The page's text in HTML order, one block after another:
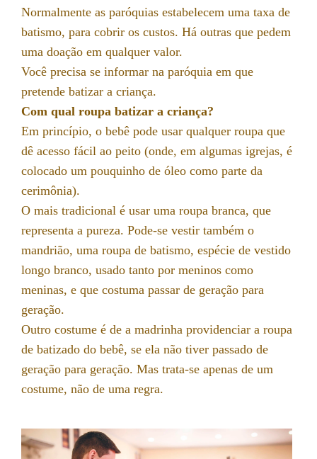
Normalmente as paróquias estabelecem uma taxa de
batismo, para cobrir os custos. Há outras que pedem
uma doação em qualquer valor.
Você precisa se informar na paróquia em que
pretende batizar a criança.
Com qual roupa batizar a criança?
Em princípio, o bebê pode usar qualquer roupa que
dê acesso fácil ao peito (onde, em algumas igrejas, é
colocado um pouquinho de óleo como parte da
cerimônia).
O mais tradicional é usar uma roupa branca, que
representa a pureza. Pode-se vestir também o
mandrião, uma roupa de batismo, espécie de vestido
longo branco, usado tanto por meninos como
meninas, e que costuma passar de geração para
geração.
Outro costume é de a madrinha providenciar a roupa
de batizado do bebê, se ela não tiver passado de
geração para geração. Mas trata-se apenas de um
costume, não de uma regra.